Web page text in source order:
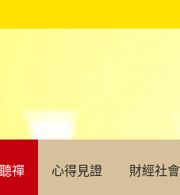
聽禪 心得見證 財經社會